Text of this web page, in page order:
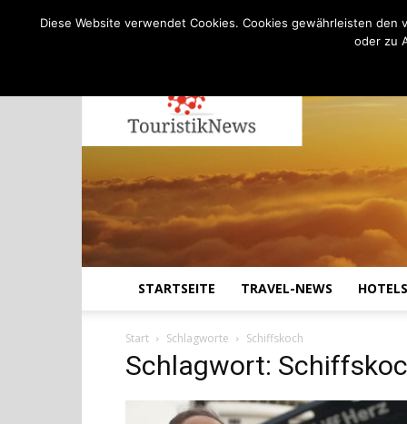
STARTSEITE TRAVEL-NEWS HOTELS
Start Schlagworte Schiffskoch
Schlagwort:
Diese Website verwendet Cookies. Cookies gewährleisten
oder zu